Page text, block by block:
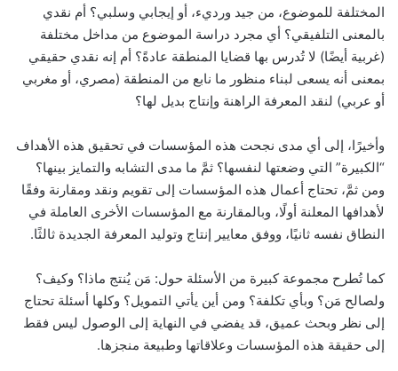
المختلفة للموضوع، من جيد ورديء، أو إيجابي وسلبي؟ أم نقدي
بالمعنى التلفيقي؟ أي مجرد دراسة الموضوع من مداخل مختلفة
(غربية أيضًا) لا تُدرس بها قضايا المنطقة عادةً؟ أم إنه نقدي حقيقي
بمعنى أنه يسعى لبناء منظور ما نابع من المنطقة (مصري، أو مغربي
أو عربي) لنقد المعرفة الراهنة وإنتاج بديل لها؟
وأخيرًا، إلى أي مدى نجحت هذه المؤسسات في تحقيق هذه الأهداف
“الكبيرة” التي وضعتها لنفسها؟ ثمَّ ما مدى التشابه والتمايز بينها؟
ومن ثمَّ، تحتاج أعمال هذه المؤسسات إلى تقويم ونقد ومقارنة وفقًا
لأهدافها المعلنة أولًا، وبالمقارنة مع المؤسسات الأخرى العاملة في
النطاق نفسه ثانيًا، ووفق معايير إنتاج وتوليد المعرفة الجديدة ثالثًا.
كما تُطرح مجموعة كبيرة من الأسئلة حول: مَن يُنتج ماذا؟ وكيف؟
ولصالح مَن؟ وبأي تكلفة؟ ومن أين يأتي التمويل؟ وكلها أسئلة تحتاج
إلى نظر وبحث عميق، قد يفضي في النهاية إلى الوصول ليس فقط
إلى حقيقة هذه المؤسسات وعلاقاتها وطبيعة منجزها.